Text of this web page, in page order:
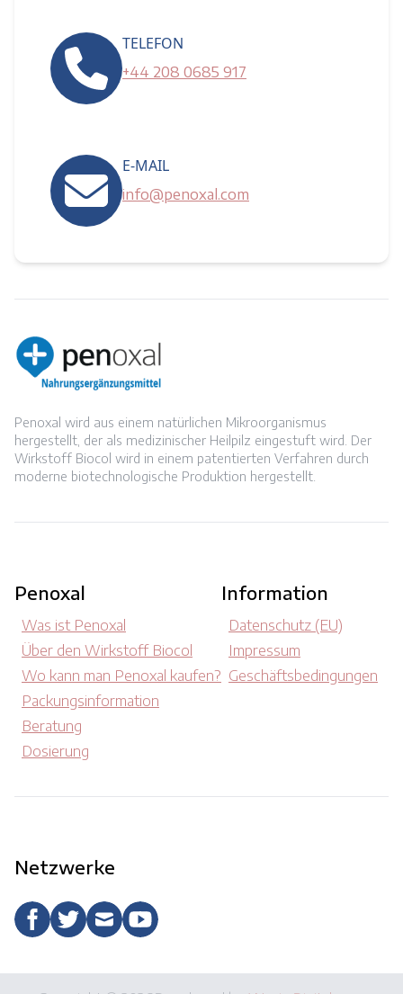
TELEFON
+44 208 0685 917
E-MAIL
info@penoxal.com
Penoxal wird aus einem natürlichen Mikroorganismus
hergestellt, der als medizinischer Heilpilz eingestuft wird. Der
Wirkstoff Biocol wird in einem patentierten Verfahren durch
moderne biotechnologische Produktion hergestellt.
Penoxal
Was ist Penoxal
Über den Wirkstoff Biocol
Wo kann man Penoxal kaufen?
Packungsinformation
Beratung
Dosierung
Information
Datenschutz (EU)
Impressum
Geschäftsbedingungen
Netzwerke